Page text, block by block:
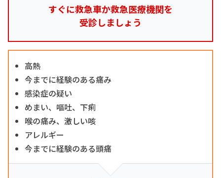
すぐに救急車か救急医療機関を
受診しましょう
高熱
今までに経験のある痛み
感染症の疑い
めまい、嘔吐、下痢
喉の痛み、激しい咳
アレルギー
今までに経験のある頭痛